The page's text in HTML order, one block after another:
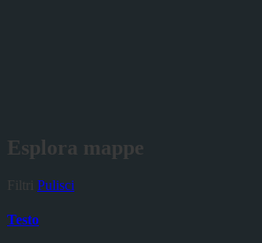
Esplora mappe
Filtri Pulisci
Testo